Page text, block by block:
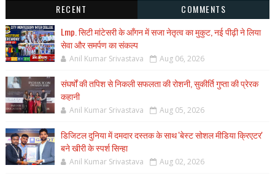
RECENT
COMMENTS
Lmp. सिटी मांटेसरी के आँगन में सजा नेतृत्व का मुकुट, नई पीढ़ी ने लिया
सेवा और समर्पण का संकल्प
Anil Kumar Srivastava Aug 06, 2026
संघर्षों की तपिश से निकली सफलता की रोशनी, सुकीर्ति गुप्ता की प्रेरक
कहानी
Anil Kumar Srivastava Aug 05, 2026
डिजिटल दुनिया में दमदार दस्तक के साथ 'बेस्ट सोशल मीडिया क्रिएटर'
बने खीरी के स्पर्श सिन्हा
Anil Kumar Srivastava Aug 02, 2026